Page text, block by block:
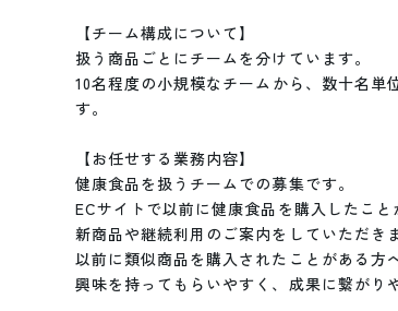
【チーム構成について】
扱う商品ごとにチームを分けています。
10名程度の小規模なチームから、数十名
す。
【お任せする業務内容】
健康食品を扱うチームでの募集です。
ECサイトで以前に健康食品を購入したこと
新商品や継続利用のご案内をしていただきま
以前に類似商品を購入されたことがある方
興味を持ってもらいやすく、成果に繋がり